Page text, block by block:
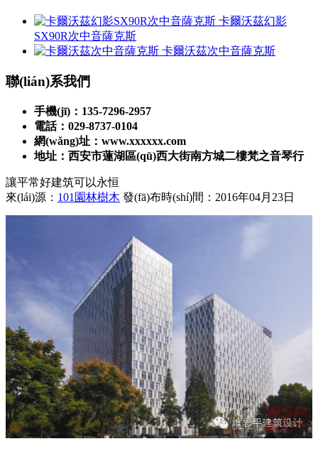
卡爾沃茲幻影
SX90R次中音薩克斯
卡爾沃茲次中音薩克斯
聯(lián)系我們
手機(jī)：135-7296-2957
電話：029-8737-0104
網(wǎng)址：www.xxxxxx.com
地址：西安市蓮湖區(qū)西大街南方城二樓梵之音琴行
讓平常好建筑可以永恒
來(lái)源： 101園林樹木 發(fā)布時(shí)間：2016年04月23日